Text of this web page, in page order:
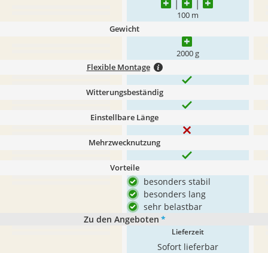
100 m
Gewicht
2000 g
Flexible Montage
Witterungsbeständig
Einstellbare Länge
Mehrzwecknutzung
Vorteile
besonders stabil
besonders lang
sehr belastbar
Zu den Angeboten *
Lieferzeit
Sofort lieferbar